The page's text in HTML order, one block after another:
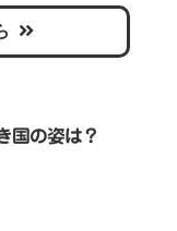
国の姿は？